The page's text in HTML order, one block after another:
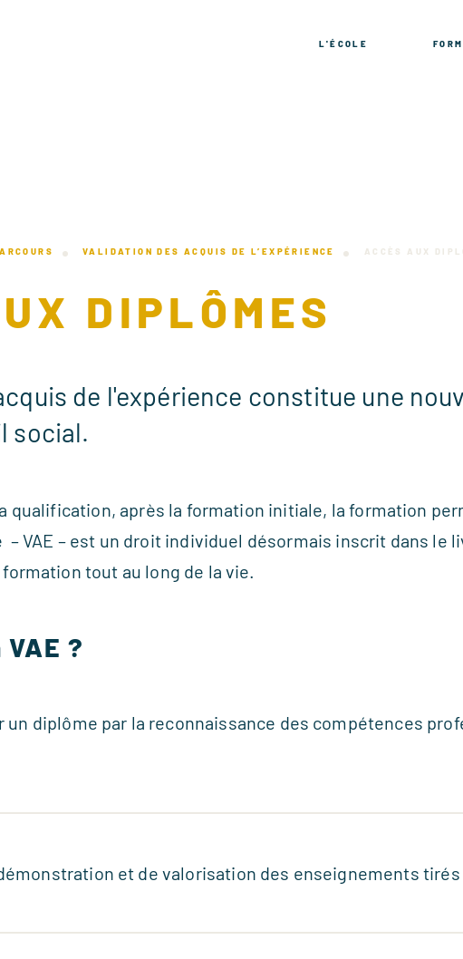
L'ÉCOLE
VALIDATION DES ACQUIS DE L’EXPÉRIENCE ACCÈS AUX
DIPLÔMES
de l'expérience constitue une
social.
qualification, après la formation initiale, la formation
– VAE – est un droit individuel désormais inscrit dans le
tout au long de la vie.
?
un diplôme par la reconnaissance des compétences
et de valorisation des enseignements tirés